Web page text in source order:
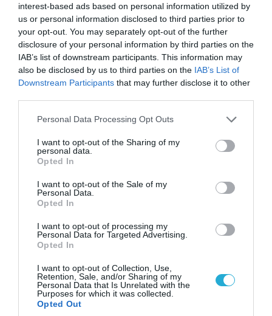
interest-based ads based on personal information utilized by
us or personal information disclosed to third parties prior to
your opt-out. You may separately opt-out of the further
disclosure of your personal information by third parties on the
IAB’s list of downstream participants. This information may
also be disclosed by us to third parties on the IAB’s List of
Downstream Participants that may further disclose it to other
Please note that this website/app uses one or more Google
not limited to your visit or usage behaviour. You may click to
grant or deny consent to Google and its third-party tags to
use your data for below specified purposes in below Google
consent section.
Personal Data Processing Opt Outs
I want to opt-out of the Sharing of my
personal data.
Opted In
I want to opt-out of the Sale of my
Personal Data.
Opted In
I want to opt-out of processing my
Personal Data for Targeted Advertising.
Opted In
I want to opt-out of Collection, Use,
Retention, Sale, and/or Sharing of my
Personal Data that Is Unrelated with the
Purposes for which it was collected.
Opted Out
06.08.2026 | 09:02
ΗΠΑ: Nέα στοιχεία για το περιστατικό με το
προεδρικό ελικόπτερο Marine One – Βρέθηκε
δίπλα σε επιβατικό αεροσκάφος
06.08.2026 | 14:02
«Επιχείρηση ελεύθερα πεζοδρόμια» στην
Αθήνα: Απομακρύνθηκαν παράνομα
αντικείμενα από κοινόχρηστους χώρους